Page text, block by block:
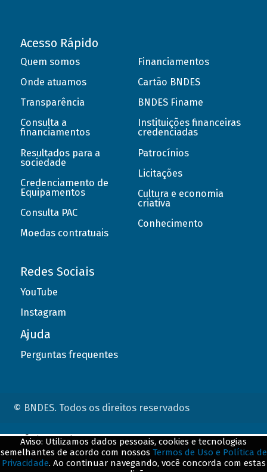
Acesso Rápido
Quem somos
Onde atuamos
Transparência
Consulta a
financiamentos
Resultados para a
sociedade
Credenciamento de
Equipamentos
Consulta PAC
Moedas contratuais
Financiamentos
Cartão BNDES
BNDES Finame
Instituições financeiras
credenciadas
Patrocínios
Licitações
Cultura e economia
criativa
Conhecimento
Redes Sociais
YouTube
Instagram
Ajuda
Perguntas frequentes
© BNDES. Todos os direitos reservados
Aviso: Utilizamos dados pessoais, cookies e tecnologias
semelhantes de acordo com nossos Termos de Uso e Política de
Privacidade. Ao continuar navegando, você concorda com estas
ConteÃºdo complementar
${title}${badge}